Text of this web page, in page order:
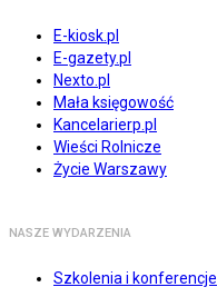
E-kiosk.pl
E-gazety.pl
Nexto.pl
Mała księgowość
Kancelarierp.pl
Wieści Rolnicze
Życie Warszawy
NASZE WYDARZENIA
Szkolenia i konferencje